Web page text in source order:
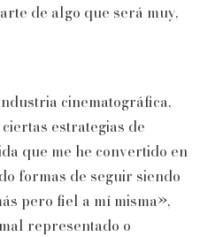
de algo que será muy,
cinematográfica,
estrategias de
que me he convertido en
formas de seguir siendo
pero fiel a mí misma»,
representado o